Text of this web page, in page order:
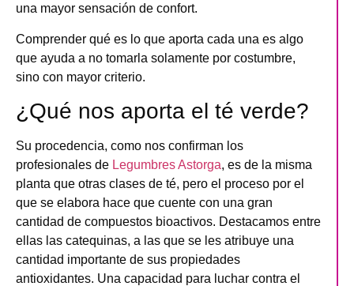
una mayor sensación de confort.
Comprender qué es lo que aporta cada una es algo
que ayuda a no tomarla solamente por costumbre,
sino con mayor criterio.
¿Qué nos aporta el té verde?
Su procedencia, como nos confirman los
profesionales de Legumbres Astorga, es de la misma
planta que otras clases de té, pero el proceso por el
que se elabora hace que cuente con una gran
cantidad de compuestos bioactivos. Destacamos entre
ellas las catequinas, a las que se les atribuye una
cantidad importante de sus propiedades
antioxidantes. Una capacidad para luchar contra el